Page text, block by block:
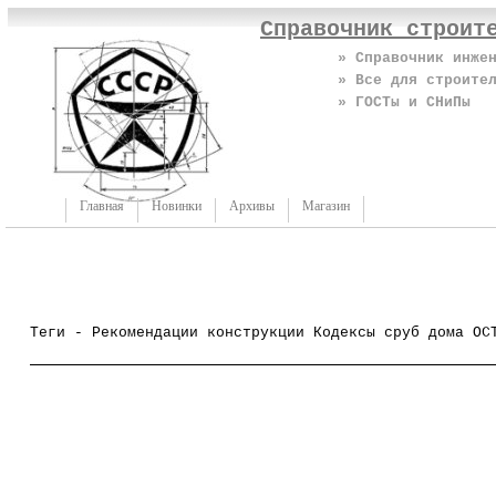
Справочник
» Справочник
» Все для
» ГОСТы и СНиПы
Главная Новинки Архивы Магазин
Теги - Рекомендации конструкции Кодексы сруб дома